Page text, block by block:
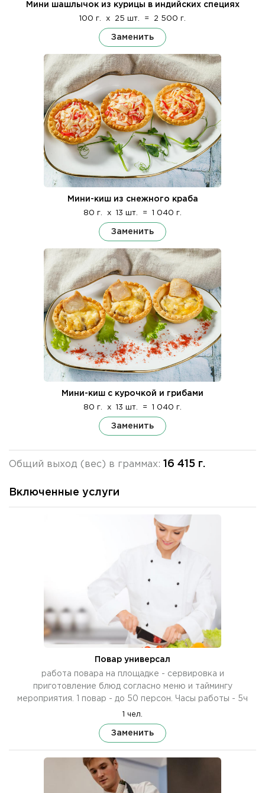
Мини шашлычок из курицы в индийских специях
100 г. x 25 шт. = 2 500 г.
Заменить
Мини-киш из снежного краба
80 г. x 13 шт. = 1 040 г.
Заменить
Мини-киш с курочкой и грибами
80 г. x 13 шт. = 1 040 г.
Заменить
Общий выход (вес) в граммах: 16 415 г.
Включенные услуги
Повар универсал
работа повара на площадке - сервировка и
приготовление блюд согласно меню и таймингу
мероприятия. 1 повар - до 50 персон. Часы работы - 5ч
1 чел.
Заменить